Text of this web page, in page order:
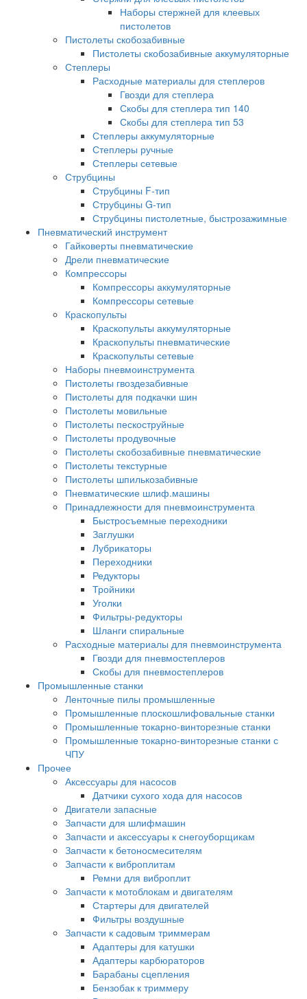
Наборы стержней для клеевых
пистолетов
Пистолеты скобозабивные
Пистолеты скобозабивные аккумуляторные
Степлеры
Расходные материалы для степлеров
Гвозди для степлера
Скобы для степлера тип 140
Скобы для степлера тип 53
Степлеры аккумуляторные
Степлеры ручные
Степлеры сетевые
Струбцины
Струбцины F-тип
Струбцины G-тип
Струбцины пистолетные, быстрозажимные
Пневматический инструмент
Гайковерты пневматические
Дрели пневматические
Компрессоры
Компрессоры аккумуляторные
Компрессоры сетевые
Краскопульты
Краскопульты аккумуляторные
Краскопульты пневматические
Краскопульты сетевые
Наборы пневмоинструмента
Пистолеты гвоздезабивные
Пистолеты для подкачки шин
Пистолеты мовильные
Пистолеты пескоструйные
Пистолеты продувочные
Пистолеты скобозабивные пневматические
Пистолеты текстурные
Пистолеты шпилькозабивные
Пневматические шлиф.машины
Принадлежности для пневмоинструмента
Быстросъемные переходники
Заглушки
Лубрикаторы
Переходники
Редукторы
Тройники
Уголки
Фильтры-редукторы
Шланги спиральные
Расходные материалы для пневмоинструмента
Гвозди для пневмостеплеров
Скобы для пневмостеплеров
Промышленные станки
Ленточные пилы промышленные
Промышленные плоскошлифовальные станки
Промышленные токарно-винторезные станки
Промышленные токарно-винторезные станки с
ЧПУ
Прочее
Аксессуары для насосов
Датчики сухого хода для насосов
Двигатели запасные
Запчасти для шлифмашин
Запчасти и аксессуары к снегоуборщикам
Запчасти к бетоносмесителям
Запчасти к виброплитам
Ремни для виброплит
Запчасти к мотоблокам и двигателям
Стартеры для двигателей
Фильтры воздушные
Запчасти к садовым триммерам
Адаптеры для катушки
Адаптеры карбюраторов
Барабаны сцепления
Бензобак к триммеру